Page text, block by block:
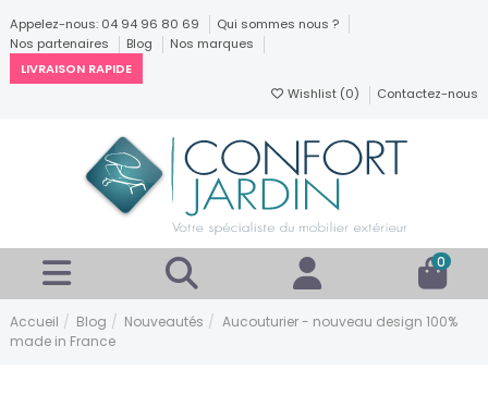
Appelez-nous: 04 94 96 80 69
Qui sommes nous ?
Nos partenaires
Blog
Nos marques
LIVRAISON RAPIDE
Wishlist (0) Contactez-nous
0
Accueil Blog Nouveautés
Aucouturier - nouveau design 100%
made in France